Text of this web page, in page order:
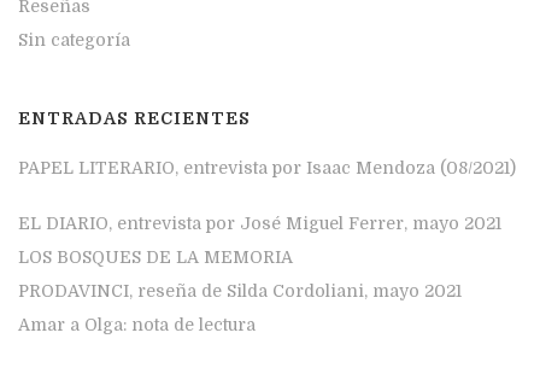
Reseñas
Sin categoría
ENTRADAS RECIENTES
PAPEL LITERARIO, entrevista por Isaac Mendoza (08/2021)
EL DIARIO, entrevista por José Miguel Ferrer, mayo 2021
LOS BOSQUES DE LA MEMORIA
PRODAVINCI, reseña de Silda Cordoliani, mayo 2021
Amar a Olga: nota de lectura